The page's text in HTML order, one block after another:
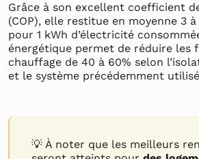
Grâce à son excellent coefficient
(COP), elle restitue en moyenne 3
pour 1 kWh d’électricité
énergétique permet de réduire les
chauffage de 40 à 60% selon
et le système précédemment
💡 À noter que les meilleurs